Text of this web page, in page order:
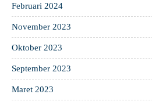
Februari 2024
November 2023
Oktober 2023
September 2023
Maret 2023